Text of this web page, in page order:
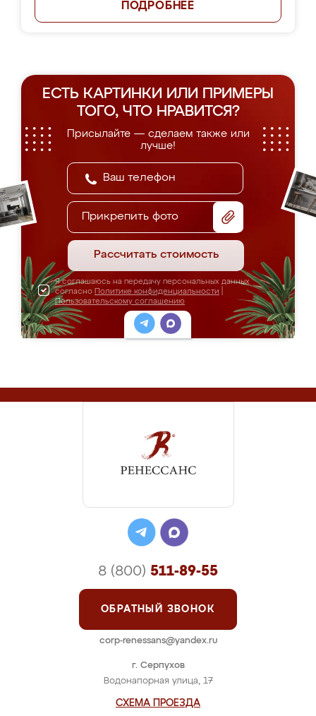
ПОДРОБНЕЕ
ЕСТЬ КАРТИНКИ ИЛИ ПРИМЕРЫ
ТОГО, ЧТО НРАВИТСЯ?
Присылайте — сделаем также или
лучше!
Прикрепить фото
Рассчитать стоимость
Я соглашаюсь на передачу персональных данных
согласно Политике конфиденциальности
Пользовательскому соглашению
г. Серпухов
Водонапорная улица, 17
СХЕМА ПРОЕЗДА
8 (800) 511-89-55
ОБРАТНЫЙ ЗВОНОК
corp-renessans@yandex.ru